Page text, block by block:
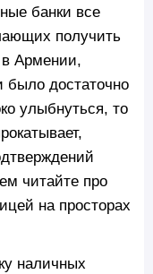
банки все
получить
Армении,
было достаточно
улыбнуться, то
читайте про
на просторах
наличных